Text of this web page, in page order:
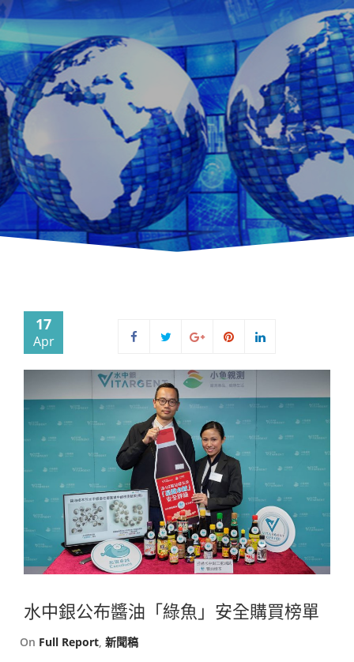
17
Apr
水中銀公布醬油「綠魚」安全購買榜單
On Full Report 新聞稿